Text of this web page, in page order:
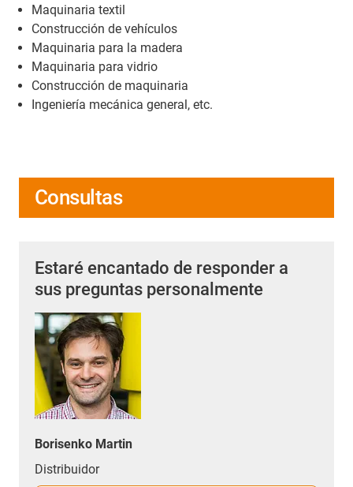
Maquinaria textil
Construcción de vehículos
Maquinaria para la madera
Maquinaria para vidrio
Construcción de maquinaria
Ingeniería mecánica general, etc.
Consultas
Estaré encantado de responder a
sus preguntas personalmente
Borisenko Martin
Distribuidor